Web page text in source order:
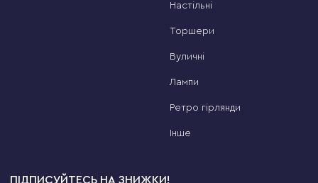
Настільні
Торшери
Вуличні
Лампи
Ретро гірлянди
Інше
ПІДПИСУЙТЕСЬ НА ЗНИЖКИ!